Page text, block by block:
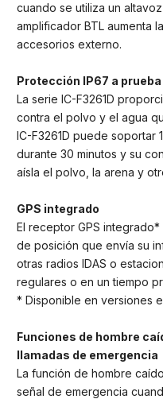
cuando se utiliza un
amplificador BTL aumenta
accesorios externo.
Protección IP67 a prueba
La serie IC-F3261D
contra el polvo y el agua
IC-F3261D puede soportar
durante 30 minutos y su
aísla el polvo, la arena y
GPS integrado
El receptor GPS
de posición que envía su
otras radios IDAS o
regulares o en un tiempo
* Disponible en versiones
Funciones de hombre
llamadas de emergencia
La función de hombre
señal de emergencia